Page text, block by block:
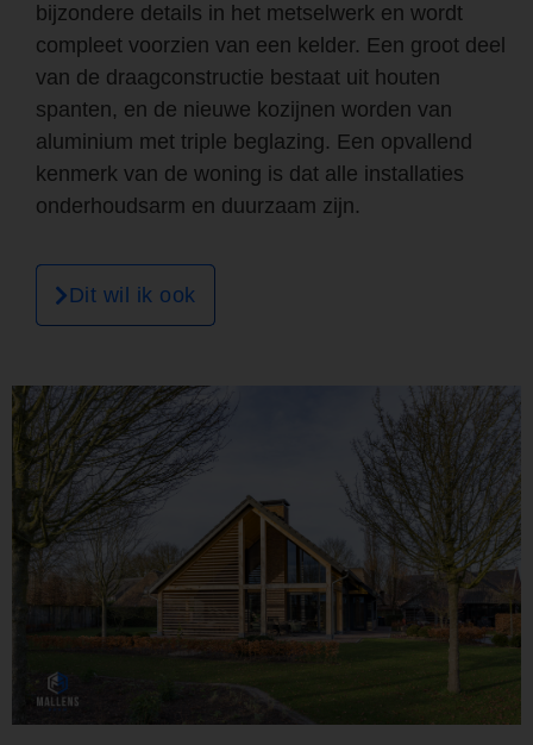
bijzondere details in het metselwerk en wordt
compleet voorzien van een kelder. Een groot deel
van de draagconstructie bestaat uit houten
spanten, en de nieuwe kozijnen worden van
aluminium met triple beglazing. Een opvallend
kenmerk van de woning is dat alle installaties
onderhoudsarm en duurzaam zijn.
Dit wil ik ook